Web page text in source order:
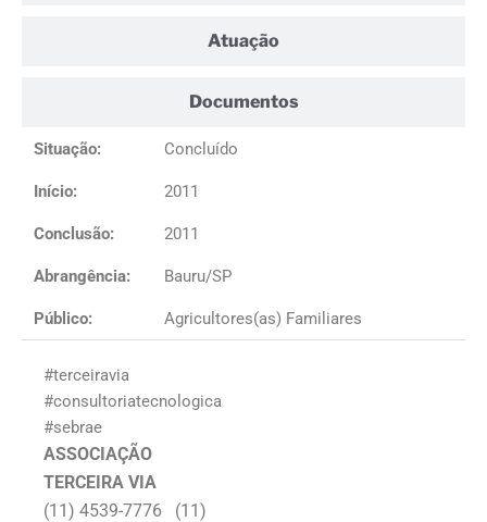
Atuação
Documentos
Situação: Concluído
Início: 2011
Conclusão: 2011
Abrangência: Bauru/SP
Público: Agricultores(as) Familiares
#terceiravia
#consultoriatecnologica
#sebrae
ASSOCIAÇÃO
TERCEIRA VIA
(11) 4539-7776 (11)